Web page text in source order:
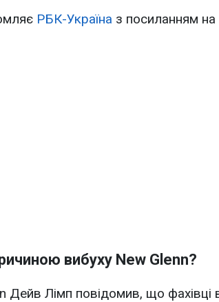
РБК-Україна з посиланням на
вибуху New Glenn?
Дейв Лімп повідомив, що фахівці